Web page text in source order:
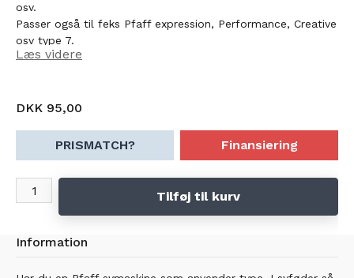
osv.
Passer også til feks Pfaff expression, Performance, Creative
osv type 7.
Læs videre
DKK 95,00
PRISMATCH? Finansiering
Tilføj til kurv
Information